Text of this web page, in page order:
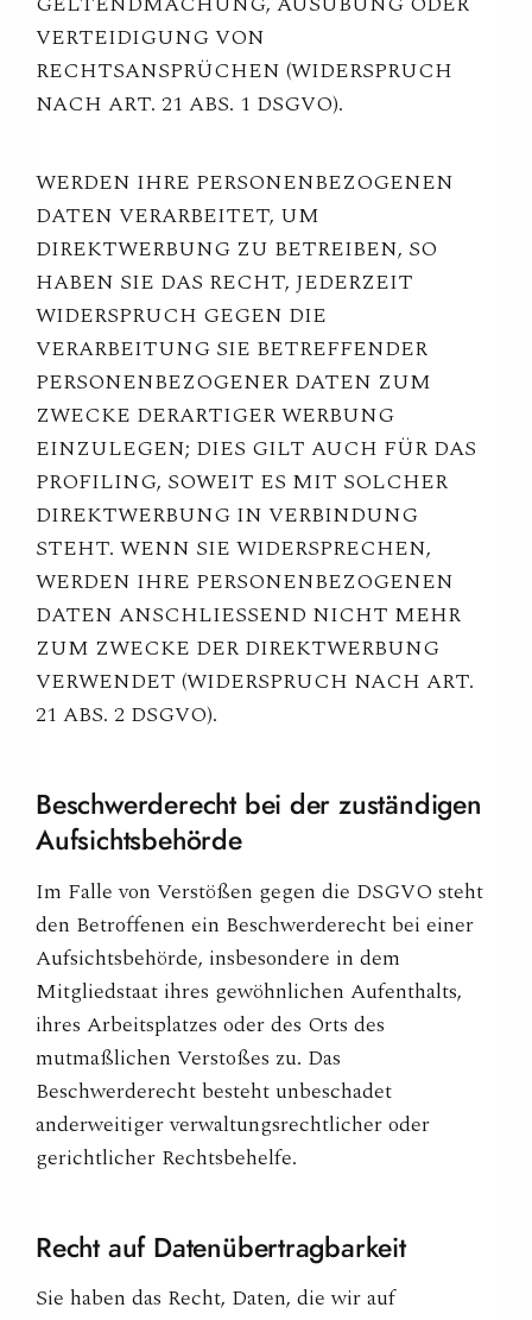
VERTEIDIGUNG VON
RECHTSANSPRÜCHEN (WIDERSPRUCH
NACH ART. 21 ABS. 1 DSGVO).
WERDEN IHRE PERSONENBEZOGENEN
DATEN VERARBEITET, UM
DIREKTWERBUNG ZU BETREIBEN, SO
HABEN SIE DAS RECHT, JEDERZEIT
WIDERSPRUCH GEGEN DIE
VERARBEITUNG SIE BETREFFENDER
PERSONENBEZOGENER DATEN ZUM
ZWECKE DERARTIGER WERBUNG
EINZULEGEN; DIES GILT AUCH FÜR DAS
PROFILING, SOWEIT ES MIT SOLCHER
DIREKTWERBUNG IN VERBINDUNG
STEHT. WENN SIE WIDERSPRECHEN,
WERDEN IHRE PERSONENBEZOGENEN
DATEN ANSCHLIESSEND NICHT MEHR
ZUM ZWECKE DER DIREKTWERBUNG
VERWENDET (WIDERSPRUCH NACH ART.
21 ABS. 2 DSGVO).
Beschwerderecht bei der zuständigen
Aufsichtsbehörde
Im Falle von Verstößen gegen die DSGVO steht
den Betroffenen ein Beschwerderecht bei einer
Aufsichtsbehörde, insbesondere in dem
Mitgliedstaat ihres gewöhnlichen Aufenthalts,
ihres Arbeitsplatzes oder des Orts des
mutmaßlichen Verstoßes zu. Das
Beschwerderecht besteht unbeschadet
anderweitiger verwaltungsrechtlicher oder
gerichtlicher Rechtsbehelfe.
Recht auf Datenübertragbarkeit
Sie haben das Recht, Daten, die wir auf